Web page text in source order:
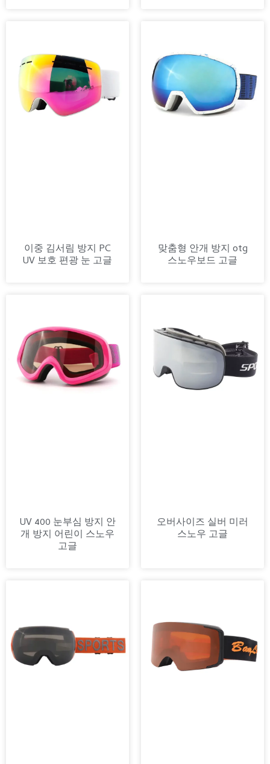
이중 김서림 방지 PC
UV 보호 편광 눈 고글
맞춤형 안개 방지 otg
스노우보드 고글
UV 400 눈부심 방지 안
개 방지 어린이 스노우
고글
오버사이즈 실버 미러
스노우 고글